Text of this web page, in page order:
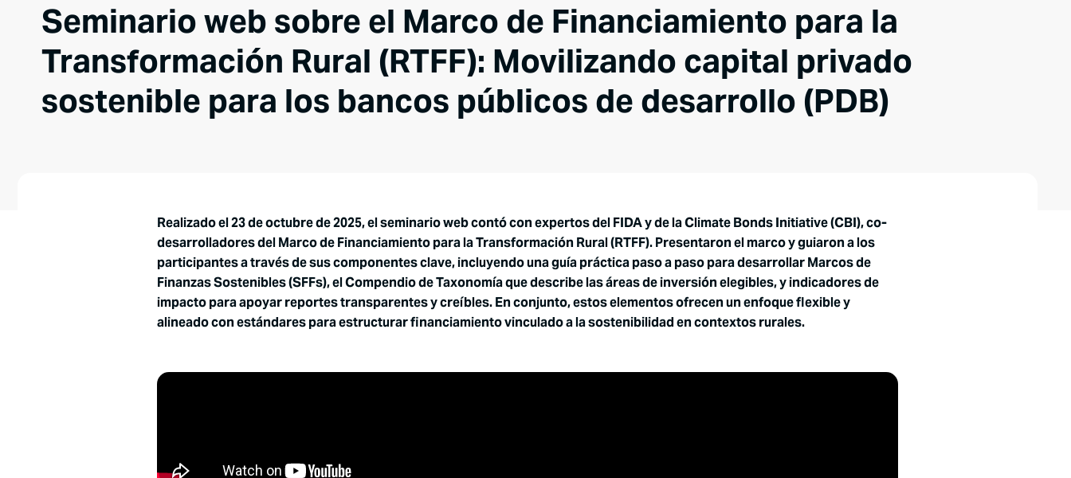
Seminario web sobre el Marco de Financiamiento para la
Transformación Rural (RTFF): Movilizando capital privado
sostenible para los bancos públicos de desarrollo (PDB)
Realizado el 23 de octubre de 2025, el seminario web contó con expertos del FIDA y de la Climate Bonds Initiative (CBI), co-
desarrolladores del Marco de Financiamiento para la Transformación Rural (RTFF). Presentaron el marco y guiaron a los
participantes a través de sus componentes clave, incluyendo una guía práctica paso a paso para desarrollar Marcos de
Finanzas Sostenibles (SFFs), el Compendio de Taxonomía que describe las áreas de inversión elegibles, y indicadores de
impacto para apoyar reportes transparentes y creíbles. En conjunto, estos elementos ofrecen un enfoque flexible y
alineado con estándares para estructurar financiamiento vinculado a la sostenibilidad en contextos rurales.